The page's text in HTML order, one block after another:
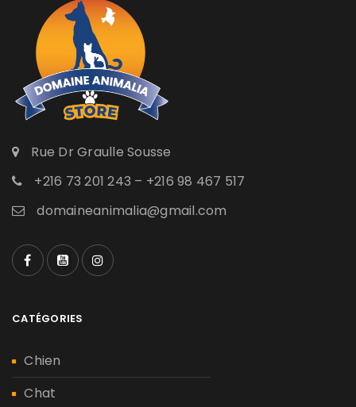
Rue Dr Graulle Sousse
+216 73 201 243 – +216 98 467 517
domaineanimalia@gmail.com
CATÉGORIES
Chien
Chat